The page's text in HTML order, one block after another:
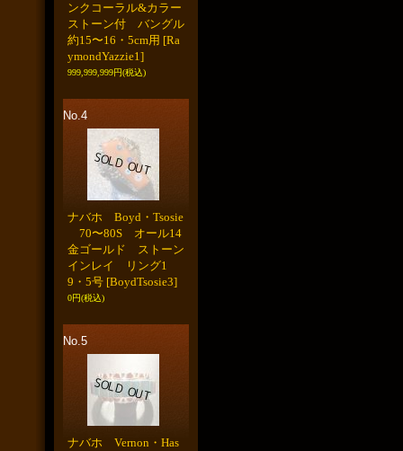
ンクコーラル&カラー
ストーン付 バングル
約15〜16・5cm用 [Ra
ymondYazzie1]
999,999,999円(税込)
No.4
ナバホ Boyd・Tsosie
70〜80S オール14
金ゴールド ストーン
インレイ リング1
9・5号 [BoydTsosie3]
0円(税込)
No.5
ナバホ Vernon・Has